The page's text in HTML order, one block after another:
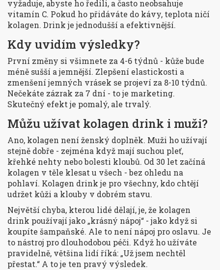
vyžaduje, abyste ho ředili, a často neobsahuje
vitamín C. Pokud ho přidáváte do kávy, teplota ničí
kolagen. Drink je jednodušší a efektivnější.
Kdy uvidím výsledky?
První změny si všimnete za 4-6 týdnů - kůže bude
méně sušší a jemnější. Zlepšení elastickosti a
zmenšení jemných vrásek se projeví za 8-10 týdnů.
Nečekáte zázrak za 7 dní - to je marketing.
Skutečný efekt je pomalý, ale trvalý.
Můžu užívat kolagen drink i muži?
Ano, kolagen není ženský doplněk. Muži ho užívají
stejně dobře - zejména když mají suchou pleť,
křehké nehty nebo bolesti kloubů. Od 30 let začíná
kolagen v těle klesat u všech - bez ohledu na
pohlaví. Kolagen drink je pro všechny, kdo chtějí
udržet kůži a klouby v dobrém stavu.
Největší chyba, kterou lidé dělají, je, že kolagen
drink používají jako „krásný nápoj“ - jako když si
koupíte šampaňské. Ale to není nápoj pro oslavu. Je
to nástroj pro dlouhodobou péči. Když ho užíváte
pravidelně, většina lidí říká: „Už jsem nechtěl
přestat.“ A to je ten pravý výsledek.